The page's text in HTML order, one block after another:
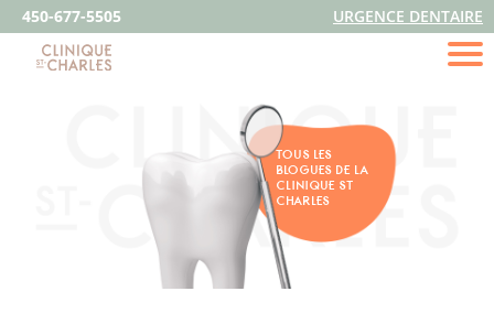
450-677-5505 URGENCE DENTAIRE
TOUS LES
BLOGUES DE LA
CLINIQUE ST
CHARLES